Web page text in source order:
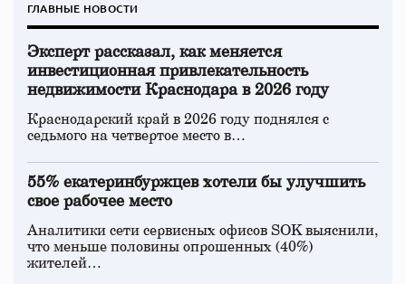
ГЛАВНЫЕ НОВОСТИ
Эксперт рассказал, как меняется
инвестиционная привлекательность
недвижимости Краснодара в 2026 году
Краснодарский край в 2026 году поднялся с
седьмого на четвертое место в…
55% екатеринбуржцев хотели бы улучшить
свое рабочее место
Аналитики сети сервисных офисов SOK выяснили,
что меньше половины опрошенных (40%)
жителей…